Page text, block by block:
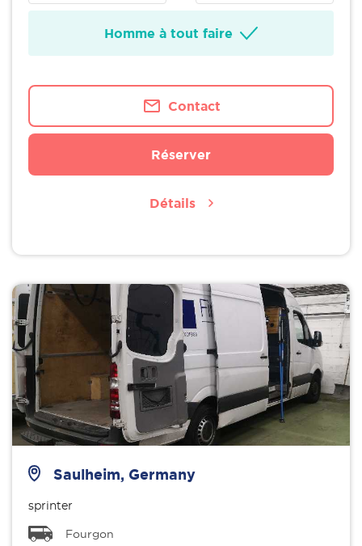
Homme à tout faire
Contact
Réserver
Détails
Saulheim, Germany
sprinter
Fourgon